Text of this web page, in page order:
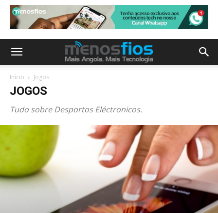
Início Jogos
JOGOS
Tudo sobre Desportos Eléctronicos.